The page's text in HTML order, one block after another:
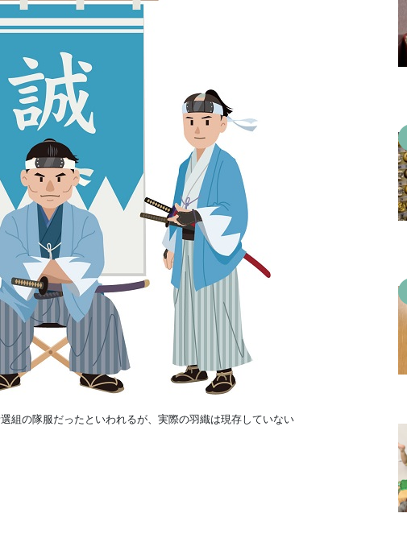
組の隊服だったといわれるが、実際の羽織は現存していない